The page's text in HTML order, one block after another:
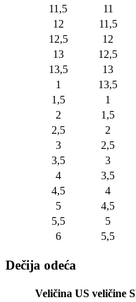
11,5
11
12
11,5
12,5
12
13
12,5
13,5
13
1
13,5
1,5
1
2
1,5
2,5
2
3
2,5
3,5
3
4
3,5
4,5
4
5
4,5
5,5
5
6
5,5
Dečija odeća
Veličina US veličine